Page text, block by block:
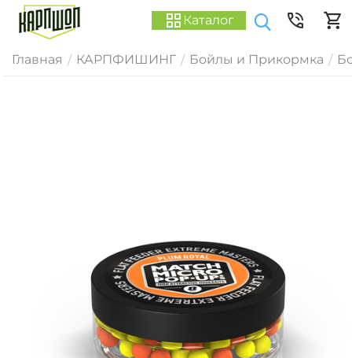
Каталог
Главная / КАРПФИШИНГ / Бойлы и Прикормка /